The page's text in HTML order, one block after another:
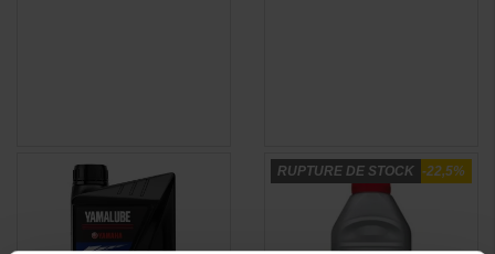
-22,5%
RUPTURE DE STOCK